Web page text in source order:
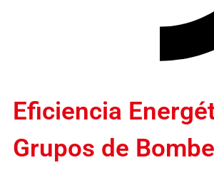
Eficiencia
Grupos de